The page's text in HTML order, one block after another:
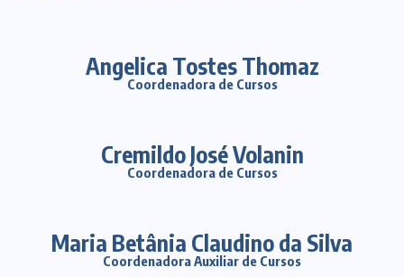
Angelica Tostes Thomaz
Coordenadora de Cursos
Cremildo José Volanin
Coordenadora de Cursos
Maria Betânia Claudino da Silva
Coordenadora Auxiliar de Cursos